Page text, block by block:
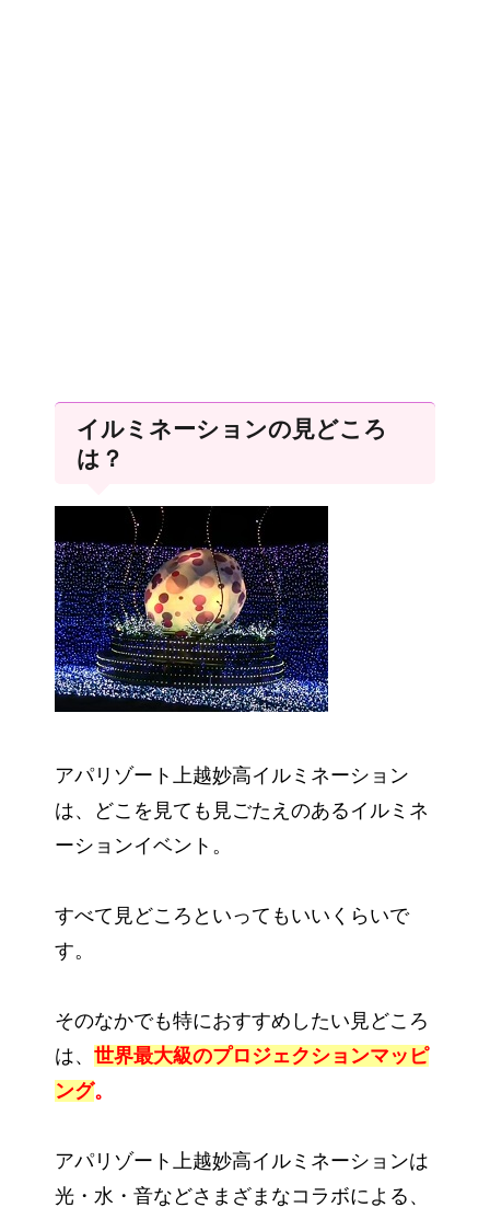
イルミネーションの見どころ
は？
アパリゾート上越妙高イルミネーション
は、どこを見ても見ごたえのあるイルミネ
ーションイベント。
すべて見どころといってもいいくらいで
す。
そのなかでも特におすすめしたい見どころ
は、 世界最大級のプロジェクションマッピ
ング。
アパリゾート上越妙高イルミネーションは
光・水・音などさまざまなコラボによる、